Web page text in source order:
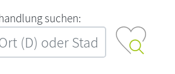
‍s‍u‍c‍h‍e‍n‍:‍